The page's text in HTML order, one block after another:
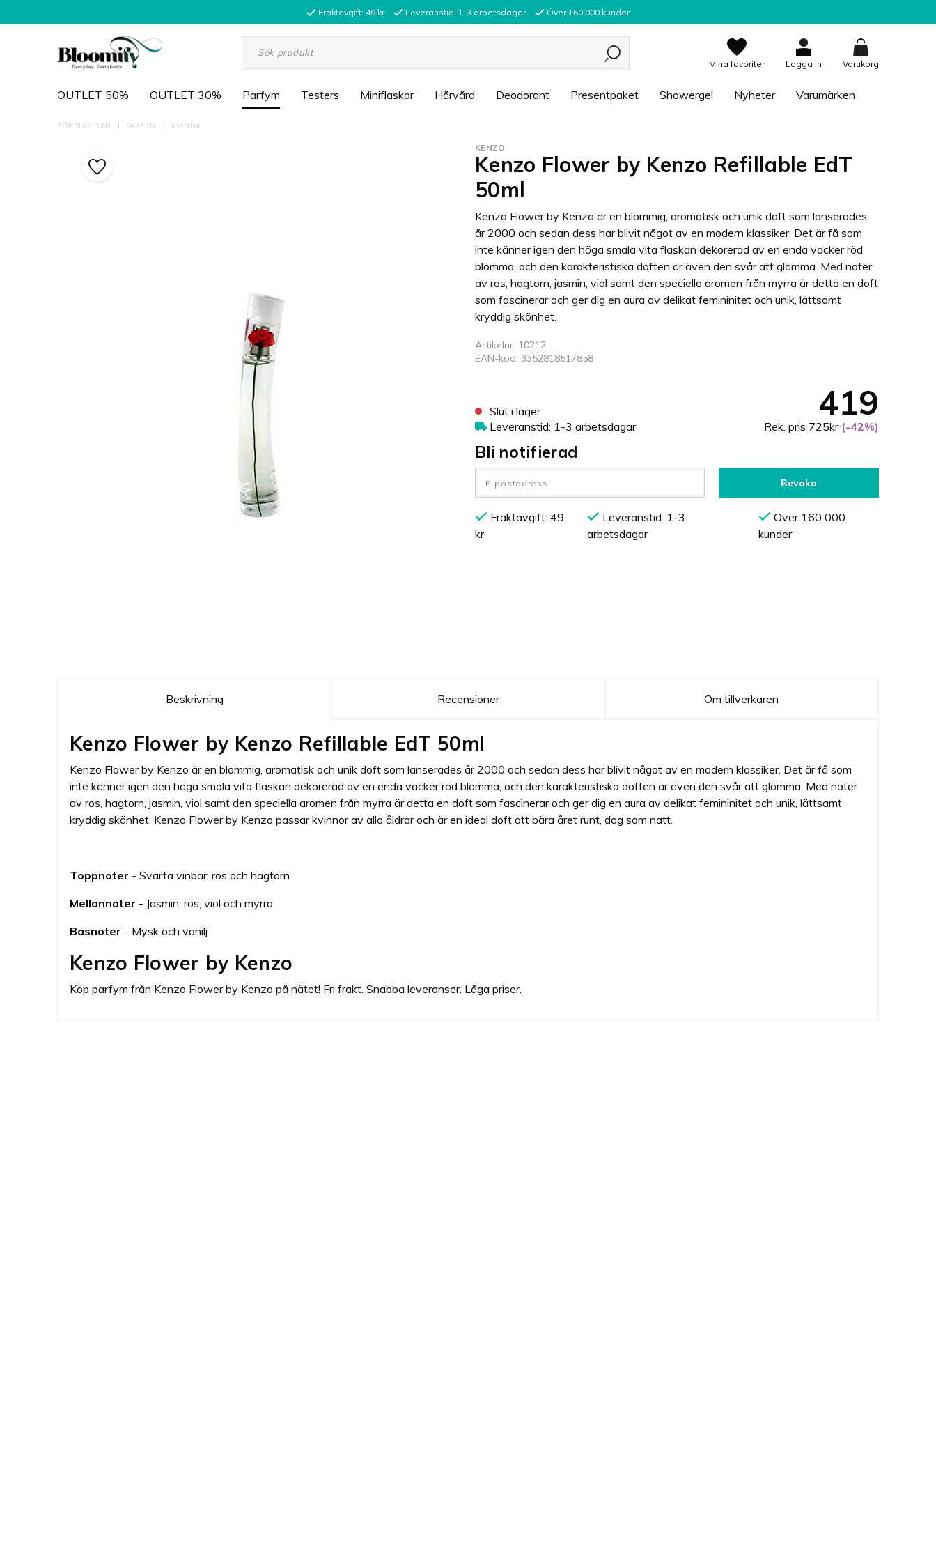
Fraktavgift: 49 kr Leveranstid: 1-3 arbetsdagar Över 160 000 kunder
Varukorg
Logga In
Mina favoriter
OUTLET 50% OUTLET 30% Parfym Testers Miniflaskor Hårvård Deodorant Presentpaket Showergel Nyheter Varumärken
FÖRSTASIDAN PARFYM KVINNA
KENZO
Kenzo Flower by Kenzo Refillable EdT
50ml
Kenzo Flower by Kenzo är en blommig, aromatisk och unik doft som lanserades
år 2000 och sedan dess har blivit något av en modern klassiker. Det är få som
inte känner igen den höga smala vita flaskan dekorerad av en enda vacker röd
blomma, och den karakteristiska doften är även den svår att glömma. Med noter
av ros, hagtorn, jasmin, viol samt den speciella aromen från myrra är detta en doft
som fascinerar och ger dig en aura av delikat femininitet och unik, lättsamt
kryddig skönhet.
Artikelnr: 10212
EAN-kod: 3352818517858
Slut i lager
Leveranstid: 1-3 arbetsdagar
419
Rek. pris 725kr (-42%)
Bli notifierad
Bevaka
Fraktavgift: 49
kr
Leveranstid: 1-3
arbetsdagar
Över 160 000
kunder
Beskrivning Recensioner Om tillverkaren
Kenzo Flower by Kenzo Refillable EdT 50ml
Kenzo Flower by Kenzo är en blommig, aromatisk och unik doft som lanserades år 2000 och sedan dess har blivit något av en modern klassiker. Det är få som
inte känner igen den höga smala vita flaskan dekorerad av en enda vacker röd blomma, och den karakteristiska doften är även den svår att glömma. Med noter
av ros, hagtorn, jasmin, viol samt den speciella aromen från myrra är detta en doft som fascinerar och ger dig en aura av delikat femininitet och unik, lättsamt
kryddig skönhet. Kenzo Flower by Kenzo passar kvinnor av alla åldrar och är en ideal doft att bära året runt, dag som natt.
Toppnoter - Svarta vinbär, ros och hagtorn
Mellannoter - Jasmin, ros, viol och myrra
Basnoter - Mysk och vanilj
Kenzo Flower by Kenzo
Köp parfym från Kenzo Flower by Kenzo på nätet! Fri frakt. Snabba leveranser. Låga priser.